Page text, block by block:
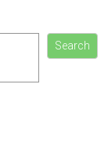
Search